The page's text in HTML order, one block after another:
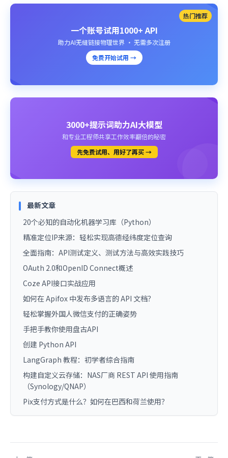
热门推荐
一个账号试用1000+ API
助力AI无缝链接物理世界 · 无需多次注册
免费开始试用 →
3000+提示词助力AI大模型
和专业工程师共享工作效率翻倍的秘密
先免费试用、用好了再买 →
最新文章
20个必知的自动化机器学习库（Python）
精准定位IP来源：轻松实现高德经纬度定位查询
全面指南：API测试定义、测试方法与高效实践技巧
OAuth 2.0和OpenID Connect概述
Coze API接口实战应用
如何在 Apifox 中发布多语言的 API 文档？
轻松掌握外国人微信支付的正确姿势
手把手教你使用盘古API
创建 Python API
LangGraph 教程：初学者综合指南
构建自定义云存储：NAS厂商 REST API 使用指南
（Synology/QNAP）
Pix支付方式是什么？如何在巴西和荷兰使用？